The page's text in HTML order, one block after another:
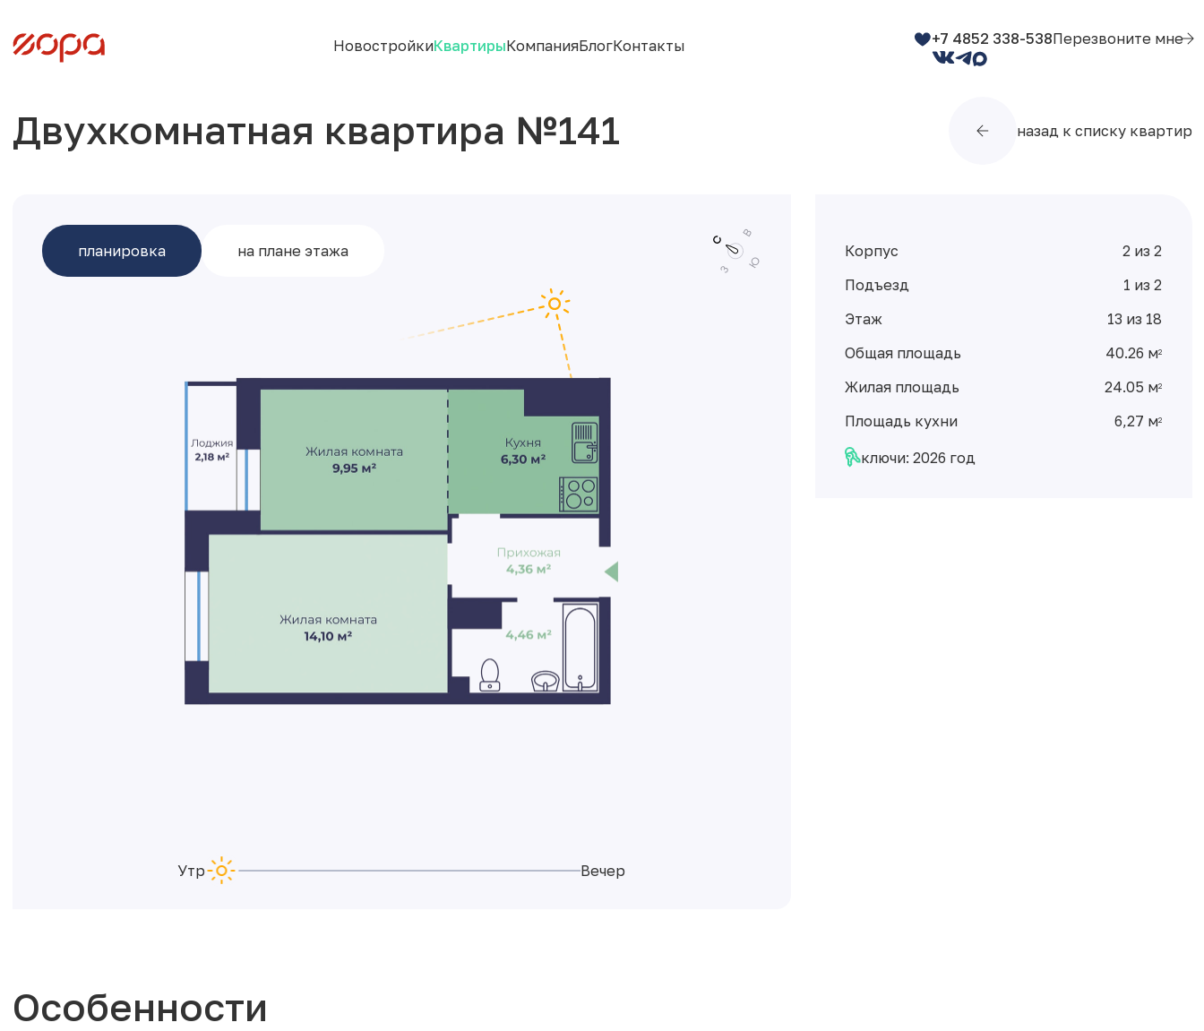
НовостройкиКвартирыКомпанияБлогКонтакты +7 4852 338-538Перезвоните мне
Двухкомнатная квартира №141 назад к списку квартир
планировка на плане этажа
Утро Вечер
Корпус
2 из 2
Подъезд
1 из 2
Этаж
13 из 18
Общая площадь
40.26 м2
Жилая площадь 24.05 м2
Площадь кухни 6,27 м2
ключи: 2026 год
Особенности